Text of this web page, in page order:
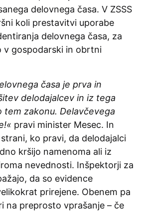
delovnega časa. V ZSSS
koli prestavitvi uporabe
delovnega časa, za
v gospodarski in obrtni
časa je prva in
delodajalcev in iz tega
tem zakonu. Delavčevega
pravi minister Mesec. In
ko pravi, da delodajalci
kršijo namenoma ali iz
nevednosti. Inšpektorji za
da so evidence
prirejene. Obenem pa
na preprosto vprašanje – če